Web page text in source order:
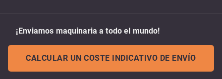
¡Enviamos maquinaria a todo el mundo!
CALCULAR UN COSTE INDICATIVO DE ENVÍO